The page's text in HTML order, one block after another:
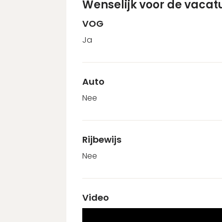
Wenselijk voor de
VOG
Ja
Auto
Nee
Rijbewijs
Nee
Video